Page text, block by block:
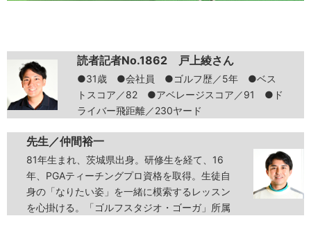
読者記者No.1862 戸上綾さん
●31歳 ●会社員 ●ゴルフ歴／5年 ●ベス
トスコア／82 ●アベレージスコア／91 ●ド
ライバー飛距離／230ヤード
先生／仲間裕一
81年生まれ、茨城県出身。研修生を経て、16
年、PGAティーチングプロ資格を取得。生徒自
身の「なりたい姿」を一緒に模索するレッスン
を心掛ける。「ゴルフスタジオ・ゴーガ」所属